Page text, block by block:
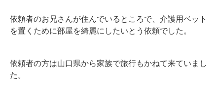
依頼者のお兄さんが住んでいるところで、介護用ベット
を置くために部屋を綺麗にしたいとう依頼でした。
依頼者の方は山口県から家族で旅行もかねて来ていまし
た。